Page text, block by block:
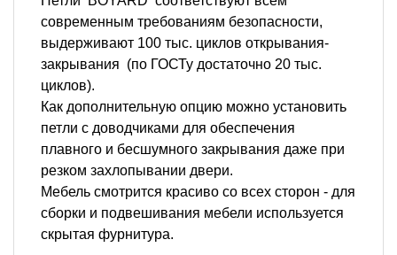
современным требованиям безопасности,
выдерживают 100 тыс. циклов открывания-
закрывания (по ГОСТу достаточно 20 тыс.
циклов).
Как дополнительную опцию можно установить
петли с доводчиками для обеспечения
плавного и бесшумного закрывания даже при
резком захлопывании двери.
Мебель смотрится красиво со всех сторон - для
сборки и подвешивания мебели используется
скрытая фурнитура.